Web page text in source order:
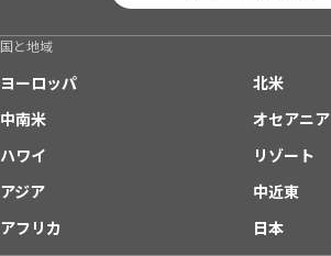
国と地域
ヨーロッパ
北米
中南米
オセアニア
ハワイ
リゾート
アジア
中近東
アフリカ
日本